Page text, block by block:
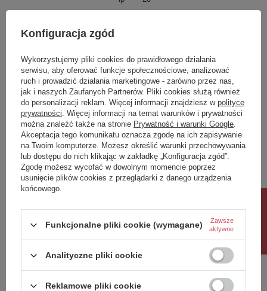
Klasa Energetyczna
kWh/1000h
Potrzebujesz pomocy? Masz pytania?
Zadaj pytanie a my odpowiemy niezwłocznie,
najciekawsze pytania i odpowiedzi publikując
dla innych.
Zadaj pytanie
Napisz swoją opinię
5/5
Konfiguracja zgód
Wykorzystujemy pliki cookies do prawidłowego działania
serwisu, aby oferować funkcje społecznościowe, analizować
ruch i prowadzić działania marketingowe - zarówno przez nas,
jak i naszych Zaufanych Partnerów. Pliki cookies służą również
do personalizacji reklam. Więcej informacji znajdziesz w polityce
prywatności . Więcej informacji na temat warunków i prywatności
można znaleźć także na stronie Prywatność i warunki Google
Akceptacja tego komunikatu oznacza zgodę na ich zapisywanie
na Twoim komputerze. Możesz określić warunki przechowywania
lub dostępu do nich klikając w zakładkę „Konfiguracja zgód”.
Zgodę możesz wycofać w dowolnym momencie poprzez
usunięcie plików cookies z przeglądarki z danego urządzenia
końcowego.
Funkcjonalne pliki cookie (wymagane)
Zawsze
aktywne
Analityczne pliki cookie
Reklamowe pliki cookie